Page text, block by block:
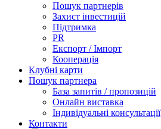
Пошук партнерів
Захист інвестицій
Підтримка
PR
Експорт / Імпорт
Кооперація
Клубні карти
Пошук партнера
База запитів / пропозицій
Онлайн виставка
Індивідуальні консультації
Контакти